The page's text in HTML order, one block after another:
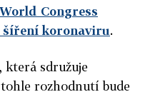
Congress
šíření koronaviru.
která sdružuje
rozhodnutí bude